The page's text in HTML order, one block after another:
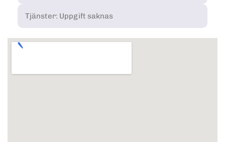
Tjänster: Uppgift saknas